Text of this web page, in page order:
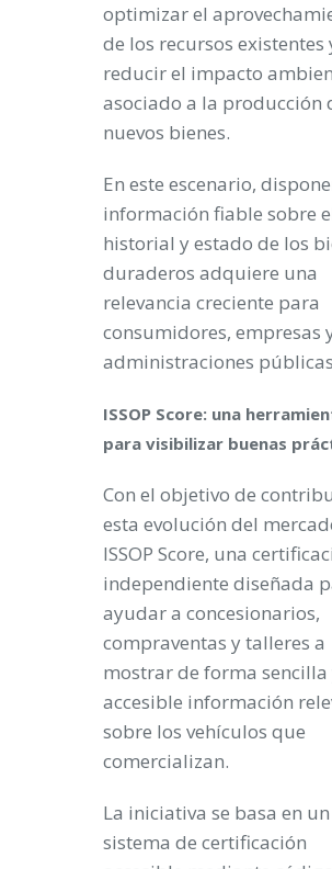
optimizar el
de los recursos existentes
reducir el impacto
asociado a la producción
nuevos bienes.
En este escenario,
información fiable sobre
historial y estado de los
duraderos adquiere una
relevancia creciente para
consumidores, empresas
administraciones
ISSOP Score: una
para visibilizar buenas
Con el objetivo de
esta evolución del
ISSOP Score, una
independiente diseñada
ayudar a concesionarios,
compraventas y talleres a
mostrar de forma sencilla
accesible información
sobre los vehículos que
comercializan.
La iniciativa se basa en un
sistema de certificación